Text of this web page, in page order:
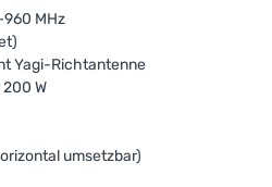
MHz
Yagi-Richtantenne
W
umsetzbar)